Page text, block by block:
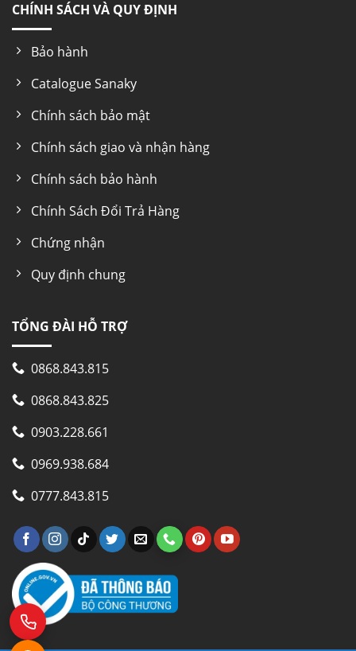
CHÍNH SÁCH VÀ QUY ĐỊNH
Bảo hành
Catalogue Sanaky
Chính sách bảo mật
Chính sách giao và nhận hàng
Chính sách bảo hành
Chính Sách Đổi Trả Hàng
Chứng nhận
Quy định chung
TỔNG ĐÀI HỖ TRỢ
0868.843.815
0868.843.825
0903.228.661
0969.938.684
0777.843.815